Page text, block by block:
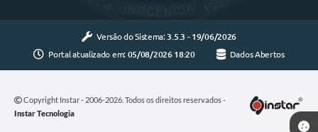
Versão do Sistema: 3.5.3 - 19/06/2026
Portal atualizado em: 05/08/2026 18:20 Dados Abertos
Copyright Instar - 2006-2026. Todos os direitos reservados -
Instar Tecnologia